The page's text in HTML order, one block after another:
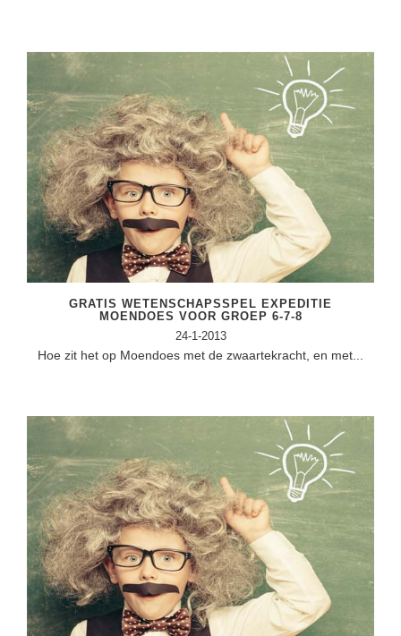
GRATIS WETENSCHAPSSPEL EXPEDITIE
MOENDOES VOOR GROEP 6-7-8
24-1-2013
Hoe zit het op Moendoes met de zwaartekracht, en met...